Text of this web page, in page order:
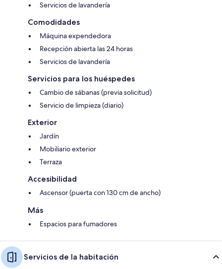
Servicios de lavandería
Comodidades
Máquina expendedora
Recepción abierta las 24 horas
Servicios de lavandería
Servicios para los huéspedes
Cambio de sábanas (previa solicitud)
Servicio de limpieza (diario)
Exterior
Jardín
Mobiliario exterior
Terraza
Accesibilidad
Ascensor (puerta con 130 cm de ancho)
Más
Espacios para fumadores
Servicios de la habitación